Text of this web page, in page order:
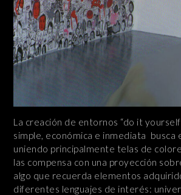
La creación de entornos “do it
simple, económica e inmediata busca
uniendo principalmente telas de
las compensa con una proyección
algo que recuerda elementos
diferentes lenguajes de interés: